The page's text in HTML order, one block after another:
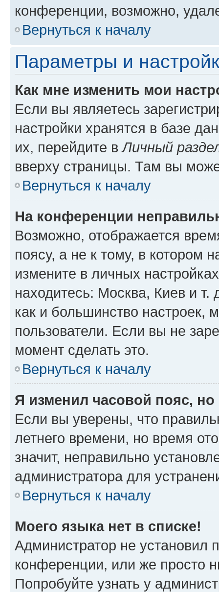
конференции, возможно,
Вернуться к началу
Параметры и
Как мне изменить мои
Если вы являетесь
настройки хранятся в базе
их, перейдите вЛичный
вверху страницы. Там вы
Вернуться к началу
На конференции
Возможно, отображается
поясу, а не к тому, в котором
измените в личных
находитесь: Москва, Киев и т.
как и большинство настроек,
пользователи. Если вы не
момент сделать это.
Вернуться к началу
Я изменил часовой пояс,
Если вы уверены, что
летнего времени, но время
значит, неправильно
администратора для
Вернуться к началу
Моего языка нет в списке!
Администратор не установил
конференции, или же просто
Попробуйте узнать у